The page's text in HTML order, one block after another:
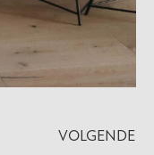
VOLGENDE